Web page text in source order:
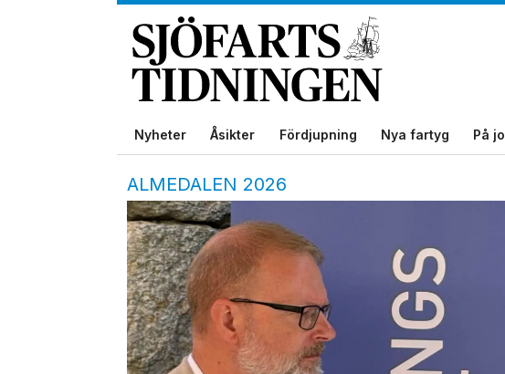
Nyheter Åsikter Fördjupning Nya fartyg På
ALMEDALEN 2026